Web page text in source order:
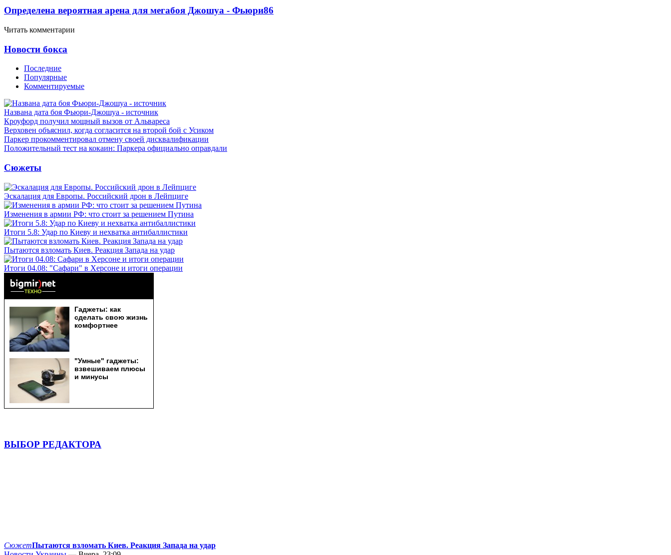
Определена вероятная арена для мегабоя Джошуа - Фьюри86
Читать комментарии
Новости бокса
Последние
Популярные
Комментируемые
Названа дата боя Фьюри-Джошуа - источник
Кроуфорд получил мощный вызов от Альвареса
Верховен объяснил, когда согласится на второй бой с Усиком
Паркер прокомментировал отмену своей дисквалификации
Положительный тест на кокаин: Паркера официально оправдали
Сюжеты
Эскалация для Европы. Российский дрон в Лейпциге
Изменения в армии РФ: что стоит за решением Путина
Итоги 5.8: Удар по Киеву и нехватка антибаллистики
Пытаются взломать Киев. Реакция Запада на удар
Итоги 04.08: "Сафари" в Херсоне и итоги операции
ВЫБОР РЕДАКТОРА
СюжетПытаются взломать Киев. Реакция Запада на удар